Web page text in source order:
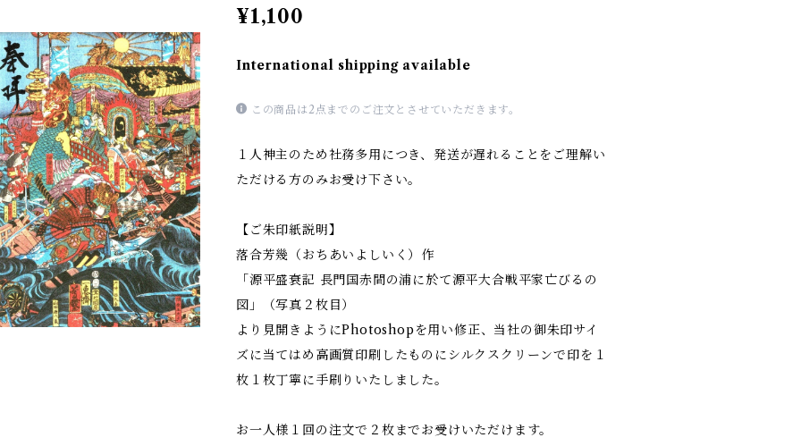
¥1,100
International shipping available
この商品は2点までのご注文とさせていただきます。
１人神主のため社務多用につき、発送が遅れることをご理解い
ただける方のみお受け下さい。
【ご朱印紙説明】
落合芳幾（おちあいよしいく）作
「源平盛衰記 長門国赤間の浦に於て源平大合戦平家亡びるの
図」（写真２枚目）
より見開きようにPhotoshopを用い修正、当社の御朱印サイ
ズに当てはめ高画質印刷したものにシルクスクリーンで印を１
枚１枚丁寧に手刷りいたしました。
お一人様１回の注文で２枚までお受けいただけます。